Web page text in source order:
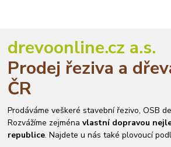
drevoonline.cz a.s.
Prodej řeziva a
ČR
Prodáváme veškeré stavební řezivo, OSB
Rozvážíme zejménavlastní dopravou
republice. Najdete u nás také plovoucí